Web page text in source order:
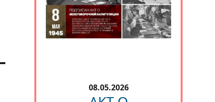
08.05.2026